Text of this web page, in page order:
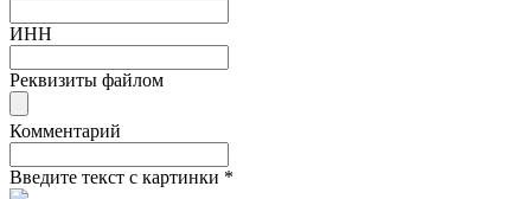
ИНН
Реквизиты файлом
Комментарий
Введите текст с картинки *